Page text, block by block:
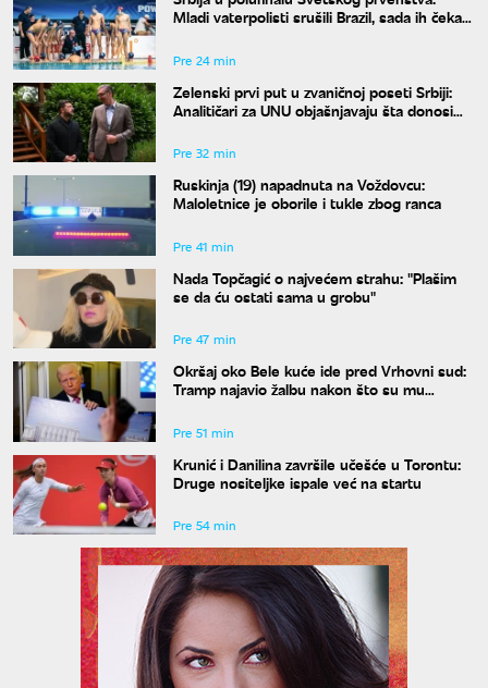
Mladi vaterpolisti srušili Brazil, sada ih čeka
Pre 24 min
Zelenski prvi put u zvaničnoj poseti Srbiji:
Analitičari za UNU objašnjavaju šta donosi
Moskva
Pre 32 min
Ruskinja (19) napadnuta na Voždovcu:
Maloletnice je oborile i tukle zbog ranca
Pre 41 min
Nada Topčagić o najvećem strahu: "Plašim
se da ću ostati sama u grobu"
Pre 47 min
Okršaj oko Bele kuće ide pred Vrhovni sud:
Tramp najavio žalbu nakon što su mu
Pre 51 min
Krunić i Danilina završile učešće u Torontu:
Druge nositeljke ispale već na startu
Pre 54 min